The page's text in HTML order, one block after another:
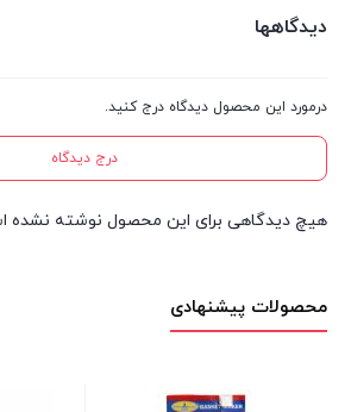
دیدگاهها
درمورد این محصول دیدگاه درج کنید.
درج دیدگاه
هیچ دیدگاهی برای این محصول نوشته نشده
محصولات پیشنهادی